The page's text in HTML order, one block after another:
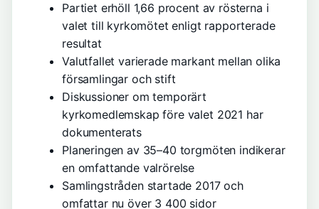
Partiet erhöll 1,66 procent av rösterna i
valet till kyrkomötet enligt rapporterade
resultat
Valutfallet varierade markant mellan olika
församlingar och stift
Diskussioner om temporärt
kyrkomedlemskap före valet 2021 har
dokumenterats
Planeringen av 35–40 torgmöten indikerar
en omfattande valrörelse
Samlingstråden startade 2017 och
omfattar nu över 3 400 sidor